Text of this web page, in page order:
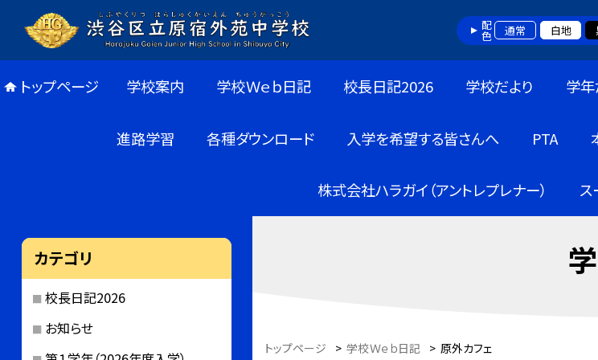
配色 通常 白地
トップページ 学校案内 学校Ｗｅｂ日記 校長日記2026 学校だより 学年
進路学習 各種ダウンロード 入学を希望する皆さんへ PTA
株式会社ハラガイ（アントレプレナー） ス
トップページ > 学校Ｗｅｂ日記 > 原外カフェ
カテゴリ
校長日記2026
お知らせ